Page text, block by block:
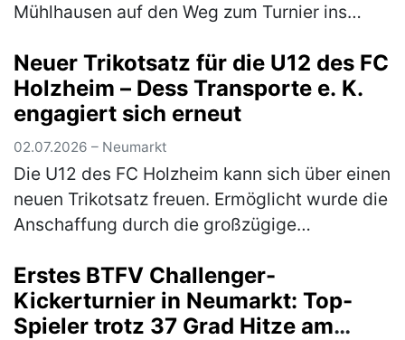
Mühlhausen auf den Weg zum Turnier ins
mit 1800 Startern aus 270 Vereinen gut
besu…(mehr)
Neuer Trikotsatz für die U12 des FC
Holzheim – Dess Transporte e. K.
engagiert sich erneut
02.07.2026 – Neumarkt
Die U12 des FC Holzheim kann sich über einen
neuen Trikotsatz freuen. Ermöglicht wurde die
Anschaffung durch die großzügige
Firma Dess Transporte e. K., die si…
Erstes BTFV Challenger-
Kickerturnier in Neumarkt: Top-
Spieler trotz 37 Grad Hitze am